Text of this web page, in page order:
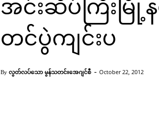
ကြာအင်းဆိပ်ကြီးမြို့နယ် အလုပ်အမှုဆောင်ကော်မတီဝင်များ ရွေးချ
အင်းဆိပ်ကြီးမ
တင်ပွဲကျင်းပ
By လွတ်လပ်သော မွန်သတင်းအေဂျင်စီ - October 22, 2012